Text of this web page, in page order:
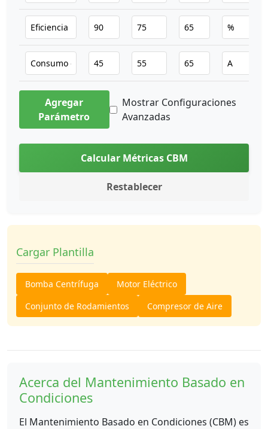
Agregar
Parámetro
Mostrar Configuraciones
Avanzadas
Calcular Métricas CBM
Restablecer
Cargar Plantilla
Bomba Centrífuga
Motor Eléctrico
Conjunto de Rodamientos
Compresor de Aire
Acerca del Mantenimiento Basado en
Condiciones
El Mantenimiento Basado en Condiciones (CBM) es